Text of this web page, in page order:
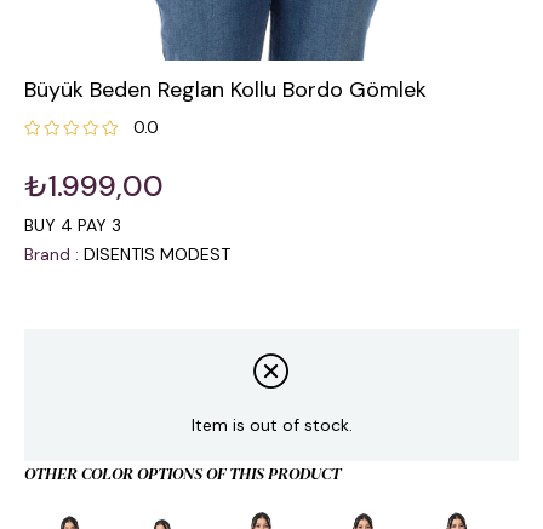
Büyük Beden Reglan Kollu Bordo Gömlek
0.0
₺1.999,00
BUY 4 PAY 3
Brand : DISENTIS MODEST
Item is out of stock.
OTHER COLOR OPTIONS OF THIS PRODUCT